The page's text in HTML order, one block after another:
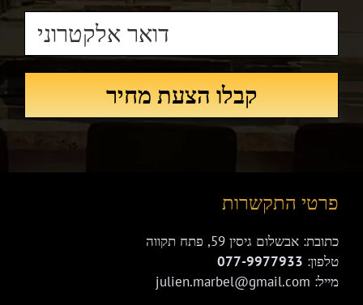
פרטי התקשרות
כתובת: אבשלום גיסין 59, פתח תקווה
טלפון: 077-9977933
מייל: julien.marbel@gmail.com